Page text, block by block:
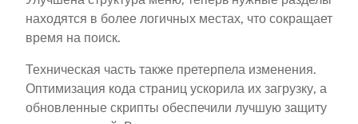
находятся в более логичных местах, что сокращает
время на поиск.
Техническая часть также претерпела изменения.
Оптимизация кода страниц ускорила их загрузку, а
обновленные скрипты обеспечили лучшую защиту